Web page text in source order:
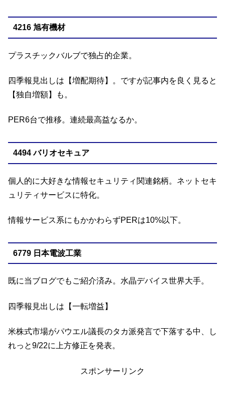
4216 旭有機材
プラスチックバルブで独占的企業。
四季報見出しは【増配期待】。ですが記事内を良く見ると
【独自増額】も。
PER6台で推移。連続最高益なるか。
4494 バリオセキュア
個人的に大好きな情報セキュリティ関連銘柄。ネットセキ
ュリティサービスに特化。
情報サービス系にもかかわらずPERは10%以下。
6779 日本電波工業
既に当ブログでもご紹介済み。水晶デバイス世界大手。
四季報見出しは【一転増益】
米株式市場がパウエル議長のタカ派発言で下落する中、し
れっと9/22に上方修正を発表。
スポンサーリンク